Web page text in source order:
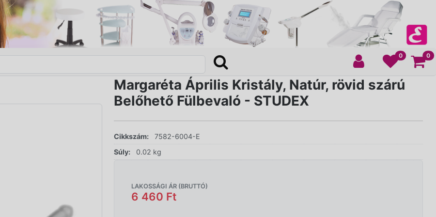
0 0
Margaréta Április Kristály, Natúr, rövid szárú
Belőhető Fülbevaló - STUDEX
Cikkszám:
7582-6004-E
Súly:
0.02 kg
LAKOSSÁGI ÁR (BRUTTÓ)
6 460 Ft